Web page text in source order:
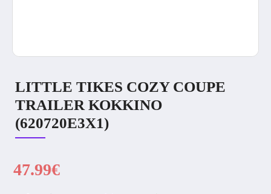
LITTLE TIKES COZY COUPE
TRAILER ΚΌΚΚΙΝΟ
(620720E3X1)
47.99€